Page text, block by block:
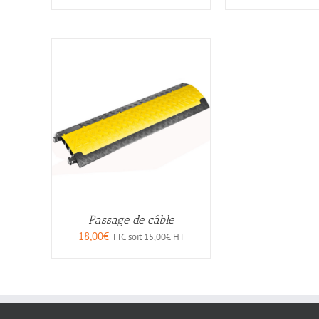
Passage de câble
18,00€ TTC soit 15,00€HT